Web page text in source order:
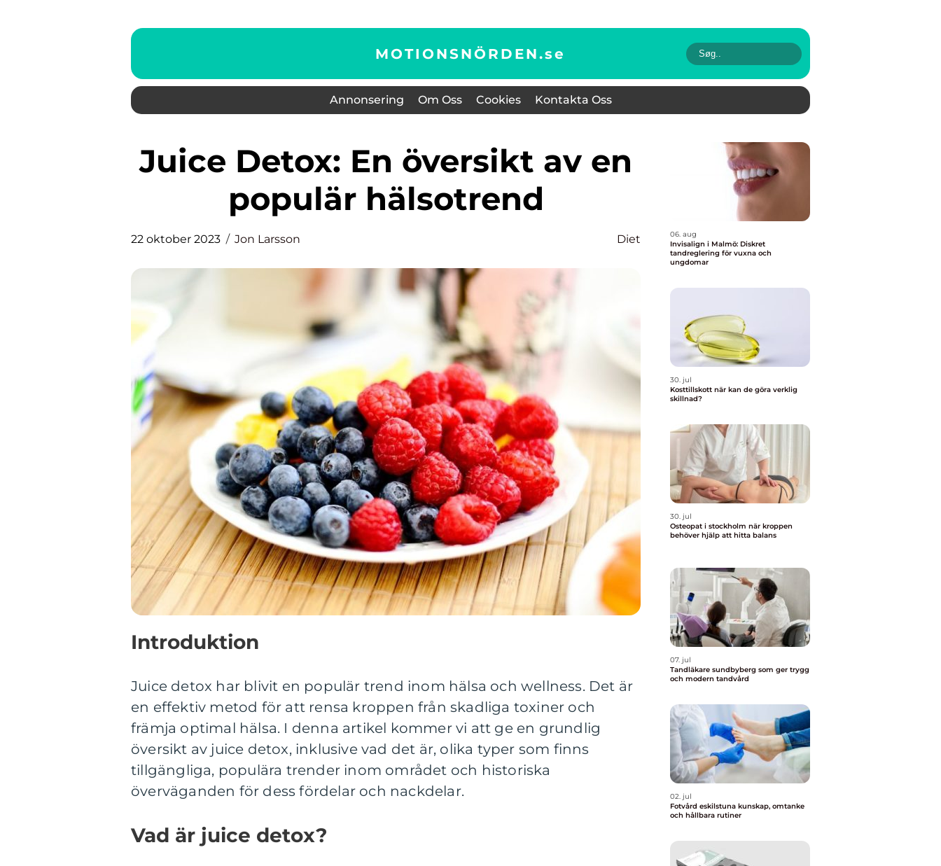
MOTIONSNÖRDEN.se
Annonsering Om Oss Cookies Kontakta Oss
Juice Detox: En översikt av en
populär hälsotrend
22 oktober 2023 Jon Larsson Diet
Introduktion
Juice detox har blivit en populär trend inom hälsa och wellness. Det är
en effektiv metod för att rensa kroppen från skadliga toxiner och
främja optimal hälsa. I denna artikel kommer vi att ge en grundlig
översikt av juice detox, inklusive vad det är, olika typer som finns
tillgängliga, populära trender inom området och historiska
överväganden för dess fördelar och nackdelar.
Vad är juice detox?
06. aug
Invisalign i Malmö: Diskret
tandreglering för vuxna och
ungdomar
30. jul
Kosttillskott när kan de göra verklig
skillnad?
30. jul
Osteopat i stockholm när kroppen
behöver hjälp att hitta balans
07. jul
Tandläkare sundbyberg som ger trygg
och modern tandvård
02. jul
Fotvård eskilstuna kunskap, omtanke
och hållbara rutiner